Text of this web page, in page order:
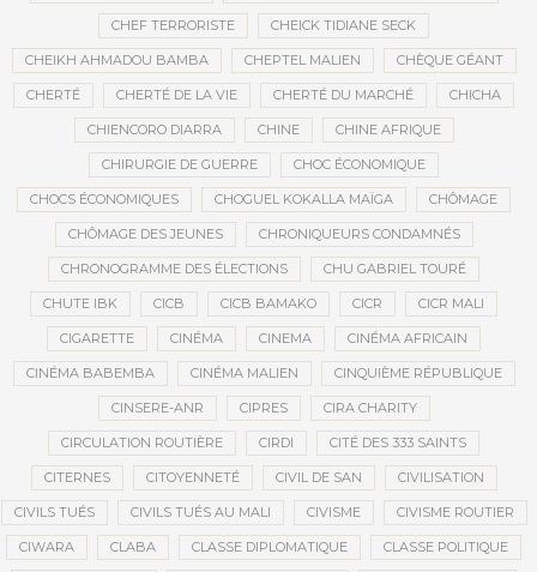
CHEF TERRORISTE CHEICK TIDIANE SECK
CHEIKH AHMADOU BAMBA CHEPTEL MALIEN CHÈQUE GÉANT
CHERTÉ CHERTÉ DE LA VIE CHERTÉ DU MARCHÉ CHICHA
CHIENCORO DIARRA CHINE CHINE AFRIQUE
CHIRURGIE DE GUERRE CHOC ÉCONOMIQUE
CHOCS ÉCONOMIQUES CHOGUEL KOKALLA MAÏGA CHÔMAGE
CHÔMAGE DES JEUNES CHRONIQUEURS CONDAMNÉS
CHRONOGRAMME DES ÉLECTIONS CHU GABRIEL TOURÉ
CHUTE IBK CICB CICB BAMAKO CICR CICR MALI
CIGARETTE CINÉMA CINEMA CINÉMA AFRICAIN
CINÉMA BABEMBA CINÉMA MALIEN CINQUIÈME RÉPUBLIQUE
CINSERE-ANR CIPRES CIRA CHARITY
CIRCULATION ROUTIÈRE CIRDI CITÉ DES 333 SAINTS
CITERNES CITOYENNETÉ CIVIL DE SAN CIVILISATION
CIVILS TUÉS CIVILS TUÉS AU MALI CIVISME CIVISME ROUTIER
CIWARA CLABA CLASSE DIPLOMATIQUE CLASSE POLITIQUE